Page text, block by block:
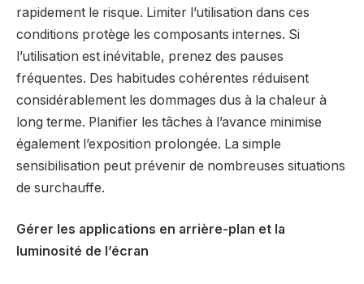
rapidement le risque. Limiter l’utilisation dans ces
conditions protège les composants internes. Si
l’utilisation est inévitable, prenez des pauses
fréquentes. Des habitudes cohérentes réduisent
considérablement les dommages dus à la chaleur à
long terme. Planifier les tâches à l’avance minimise
également l’exposition prolongée. La simple
sensibilisation peut prévenir de nombreuses situations
de surchauffe.
Gérer les applications en arrière-plan et la
luminosité de l’écran